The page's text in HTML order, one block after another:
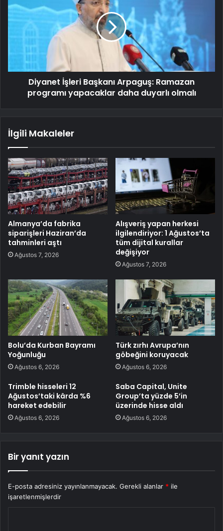
Diyanet İşleri Başkanı Arpaguş: Ramazan
programı yapacaklar daha duyarlı olmalı
İlgili Makaleler
Almanya’da fabrika
siparişleri Haziran’da
tahminleri aştı
Ağustos 7, 2026
Alışveriş yapan herkesi
ilgilendiriyor: 1 Ağustos’ta
tüm dijital kurallar
değişiyor
Ağustos 7, 2026
Bolu’da Kurban Bayramı
Yoğunluğu
Ağustos 6, 2026
Türk zırhı Avrupa’nın
göbeğini koruyacak
Ağustos 6, 2026
Trimble hisseleri 12
Ağustos’taki kârda %6
hareket edebilir
Ağustos 6, 2026
Saba Capital, Unite
Group’ta yüzde 5’in
üzerinde hisse aldı
Ağustos 6, 2026
Bir yanıt yazın
E-posta adresiniz yayınlanmayacak. Gerekli alanlar * ile
işaretlenmişlerdir